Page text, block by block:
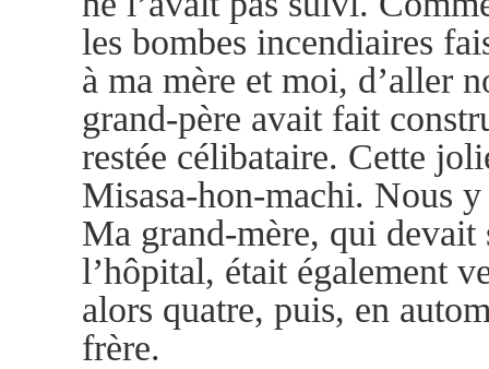
les bombes incendiaires
à ma mère et moi, d’aller
grand-père avait fait
restée célibataire. Cette
Misasa-hon-machi. Nous
Ma grand-mère, qui devait
l’hôpital, était également
alors quatre, puis, en
frère.